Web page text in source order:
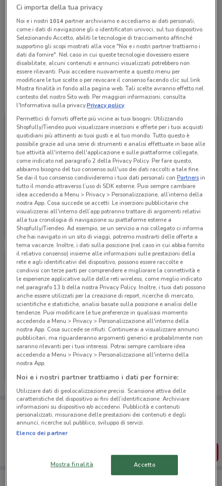
Chiama il negozio
Lunedì n.d.
Martedì n.d.
Mercoledì n.d.
Giovedì n.d.
Venerdì n.d.
Sabato n.d.
Domenica n.d.
0118995367
Tutte le promozioni di questo negozio
Ferplast
Scade il 31/12 166 m
Ferplast
Scade il 31/12
Ferplast
Scade il 31/12
Porta DoveConviene sempre con te!
Puoi trovare le migliori offerte dei negozi vicino a te,
salvarle e creare la tua lista del risparmio, comodamente
dal tuo cellulare.
SCARICA L’APP
Ci importa della tua privacy
Noi e i nostri 1014partner archiviamo e accediamo ai dati personali,
come i dati di navigazione gli o identificatori univoci, sul tuo dispositivo.
Selezionando Accetto, abiliti le tecnologie di tracciamento affinché
supportino gli scopi mostrati alla voce "Noi e i nostri partner trattiamo i
dati da fornire". Nel caso in cui queste tecnologie dovessero essere
disabilitate, alcuni contenuti e annunci visualizzati potrebbero non
essere rilevanti. Puoi accedere nuovamente a questo menu per
modificare le tue scelte o per revocare il consenso facendo clic sul link
Mostra finalità in fondo alla pagina web. Tali scelte avranno effetto nel
contesto del nostro Sito web. Per maggiori informazioni, consulta
l'Informativa sulla privacy.Privacy policy
Permettici di fornirti offerte più vicine ai tuoi bisogni: Utilizzando
Shopfully/Tiendeo puoi visualizzare inserzioni e offerte per i tuoi acquisti
quotidiani più attinenti ai tuoi gusti e al tuo mondo. Tutto questo è
possibile grazie ad una serie di strumenti e analisi effettuate in base alle
tue attività all'interno dell'applicazione e sulle piattaforme collegate,
come indicato nel paragrafo 2 della Privacy Policy. Per fare questo,
abbiamo bisogno del tuo consenso sull'uso dei dati raccolti a tale fine.
Se dai il tuo consenso condivideremo i tuoi dati personali conPartnersin
tutto il mondo attraverso l’uso di SDK esterne. Puoi sempre cambiare
idea accedendo a Menu > Privacy > Personalizzazione, all’interno della
nostra App. Cosa succede se accetti: Le inserzioni pubblicitarie che
visualizzerai all'interno dell’app potranno trattare di argomenti relativi
alla tua cronologia di navigazione su piattaforme esterne a
Shopfully/Tiendeo. Ad esempio, se un servizio a noi collegato ci informa
che hai navigato in un sito di viaggi, potremo mostrarti delle offerte a
tema vacanze. Inoltre, i dati sulla posizione (nel caso in cui abbia fornito
il relativo consenso) insieme alle informazioni sulle prestazioni della
rete e agli identificativi del dispositivo, possono essere raccolte e
condivisi con terze parti per comprendere e migliorare la connettività e
le esperienze applicative sulle delle reti wireless, come meglio indicato
nel paragrafo 13.b della nostra Privacy Policy. Inoltre, i tuoi dati possono
anche essere utilizzati per la creazione di report, ricerche di mercato,
scientifiche e statistiche, analisi basate sulla posizione e analisi delle
tendenze. Puoi modificare le tue preferenze in qualsiasi momento
accedendo a Menu > Privacy > Personalizzazione all'interno della
nostra App. Cosa succede se rifiuti: Continuerai a visualizzare annunci
pubblicitari, ma riguarderanno argomenti generici e probabilmente non
saranno rilevanti per i tuoi interessi. Potrai sempre cambiare idea
accedendo a Menu > Privacy > Personalizzazione all'interno della
nostra App.
Noi e i nostri partner trattiamo i dati per fornire:
Utilizzare dati di geolocalizzazione precisi. Scansione attiva delle
caratteristiche del dispositivo ai fini dell’identificazione. Archiviare
informazioni su dispositivo e/o accedervi. Pubblicità e contenuti
personalizzati, misurazione delle prestazioni dei contenuti e degli
annunci, ricerche sul pubblico, sviluppo di servizi.
Elenco dei partner
Mostra finalità Accetto